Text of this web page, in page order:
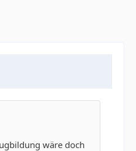
wäre doch